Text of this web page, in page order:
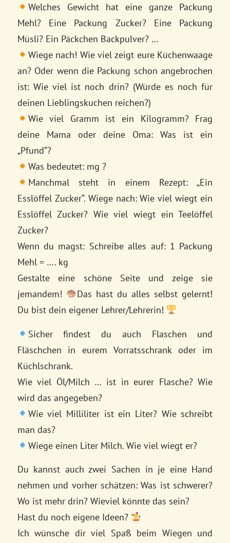
Welches Gewicht hat eine ganze Packung
Mehl? Eine Packung Zucker? Eine Packung
Müsli? Ein Päckchen Backpulver? …
Wiege nach! Wie viel zeigt eure Küchenwaage
an? Oder wenn die Packung schon angebrochen
ist: Wie viel ist noch drin? (Würde es noch für
deinen Lieblingskuchen reichen?)
Wie viel Gramm ist ein Kilogramm? Frag
deine Mama oder deine Oma: Was ist ein
„Pfund“?
Was bedeutet: mg ?
Manchmal steht in einem Rezept: „Ein
Esslöffel Zucker“. Wiege nach: Wie viel wiegt ein
Esslöffel Zucker? Wie viel wiegt ein Teelöffel
Zucker?
Wenn du magst: Schreibe alles auf: 1 Packung
Mehl = …. kg
Gestalte eine schöne Seite und zeige sie
jemandem!
Das hast du alles selbst gelernt!
Du bist dein eigener Lehrer/Lehrerin!
Sicher findest du auch Flaschen und
Fläschchen in eurem Vorratsschrank oder im
Küchlschrank.
Wie viel Öl/Milch … ist in eurer Flasche? Wie
wird das angegeben?
Wie viel Milliliter ist ein Liter? Wie schreibt
man das?
Wiege einen Liter Milch. Wie viel wiegt er?
Du kannst auch zwei Sachen in je eine Hand
nehmen und vorher schätzen: Was ist schwerer?
Wo ist mehr drin? Wieviel könnte das sein?
Hast du noch eigene Ideen?
Ich wünsche dir viel Spaß beim Wiegen und